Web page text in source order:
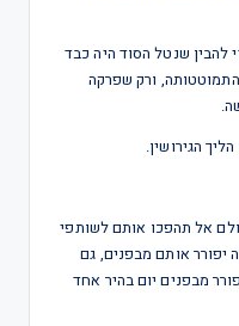
להבין שנטל הסוד היה כבד
ורק שפרקה
הגירושין.
אל תהפכו אותם לשותפי
יפורר אותם מבפנים, גם
מבפנים יום בהיר אחד